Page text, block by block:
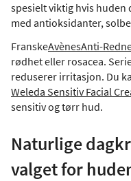
spesielt viktig hvis huden
med antioksidanter,
FranskeAvènesAnti-
rødhet eller rosacea.
reduserer irritasjon. Du
Weleda Sensitiv Facial
sensitiv og tørr hud.
Naturlige
valget for